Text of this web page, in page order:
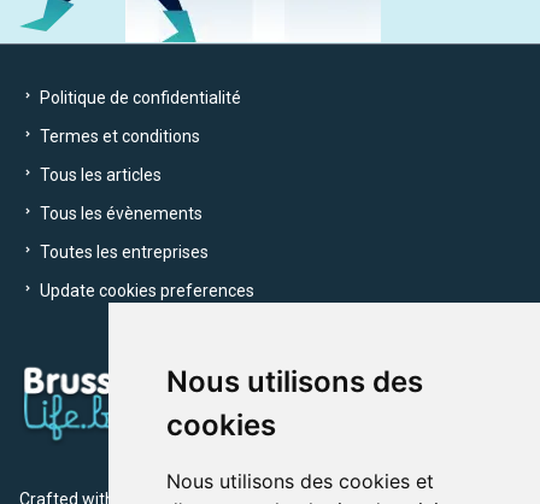
Nous utilisons des
cookies
Nous utilisons des cookies et
Politique de confidentialité
Termes et conditions
Tous les articles
Tous les évènements
Toutes les entreprises
Update cookies preferences
Crafted with by Brusselslife Team